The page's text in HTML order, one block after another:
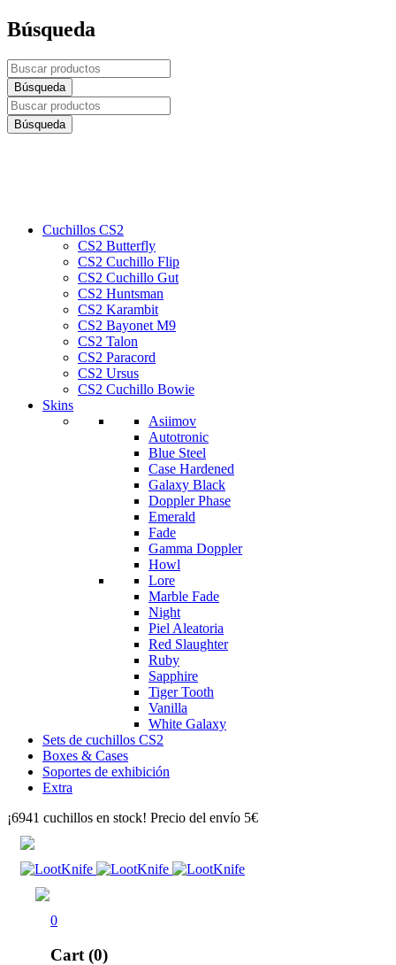
Búsqueda
Cuchillos CS2
CS2 Butterfly
CS2 Cuchillo Flip
CS2 Cuchillo Gut
CS2 Huntsman
CS2 Karambit
CS2 Bayonet M9
CS2 Talon
CS2 Paracord
CS2 Ursus
CS2 Cuchillo Bowie
Skins
Asiimov
Autotronic
Blue Steel
Case Hardened
Galaxy Black
Doppler Phase
Emerald
Fade
Gamma Doppler
Howl
Lore
Marble Fade
Night
Piel Aleatoria
Red Slaughter
Ruby
Sapphire
Tiger Tooth
Vanilla
White Galaxy
Sets de cuchillos CS2
Boxes & Cases
Soportes de exhibición
Extra
¡6941 cuchillos en stock! Precio del envío 5€
0
Cart (0)